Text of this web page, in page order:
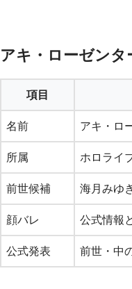
アキ・ローゼン
項目
名前 アキ・ロ
所属 ホロライ
前世候補 海月みゆ
顔バレ 公式情報
公式発表 前世・中